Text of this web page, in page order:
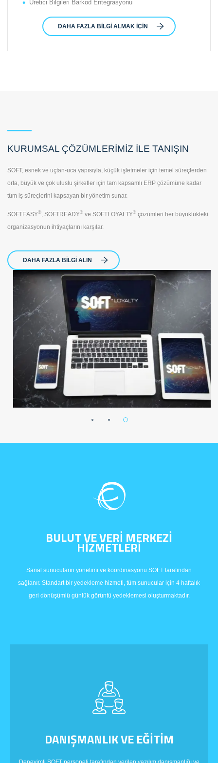
Üretici Bilgileri Barkod Entegrasyonu
DAHA FAZLA BILGI ALMAK İÇIN
KURUMSAL ÇÖZÜMLERİMİZ İLE TANIŞIN
SOFT, esnek ve uçtan-uca yapısıyla, küçük işletmeler için temel süreçlerden
orta, büyük ve çok uluslu şirketler için tam kapsamlı ERP çözümüne kadar
tüm iş süreçlerini kapsayan bir yönetim sunar.
SOFTEASY®, SOFTREADY® ve SOFTLOYALTY® çözümleri her büyüklükteki
organizasyonun ihtiyaçlarını karşılar.
DAHA FAZLA BILGI ALIN
BULUT VE VERİ MERKEZİ
HİZMETLERİ
Sanal sunucuların yönetimi ve koordinasyonu SOFT tarafından
sağlanır. Standart bir yedekleme hizmeti, tüm sunucular için 4 haftalık
geri dönüşümlü günlük görüntü yedeklemesi oluşturmaktadır.
DANIŞMANLIK VE EĞİTİM